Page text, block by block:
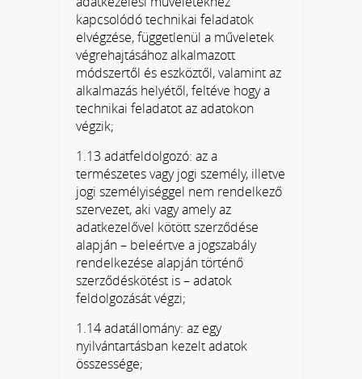
kapcsolódó technikai feladatok
elvégzése, függetlenül a műveletek
végrehajtásához alkalmazott
módszertől és eszköztől, valamint az
alkalmazás helyétől, feltéve hogy a
technikai feladatot az adatokon
végzik;
1.13 adatfeldolgozó: az a
természetes vagy jogi személy, illetve
jogi személyiséggel nem rendelkező
szervezet, aki vagy amely az
adatkezelővel kötött szerződése
alapján – beleértve a jogszabály
rendelkezése alapján történő
szerződéskötést is – adatok
feldolgozását végzi;
1.14 adatállomány: az egy
nyilvántartásban kezelt adatok
összessége;